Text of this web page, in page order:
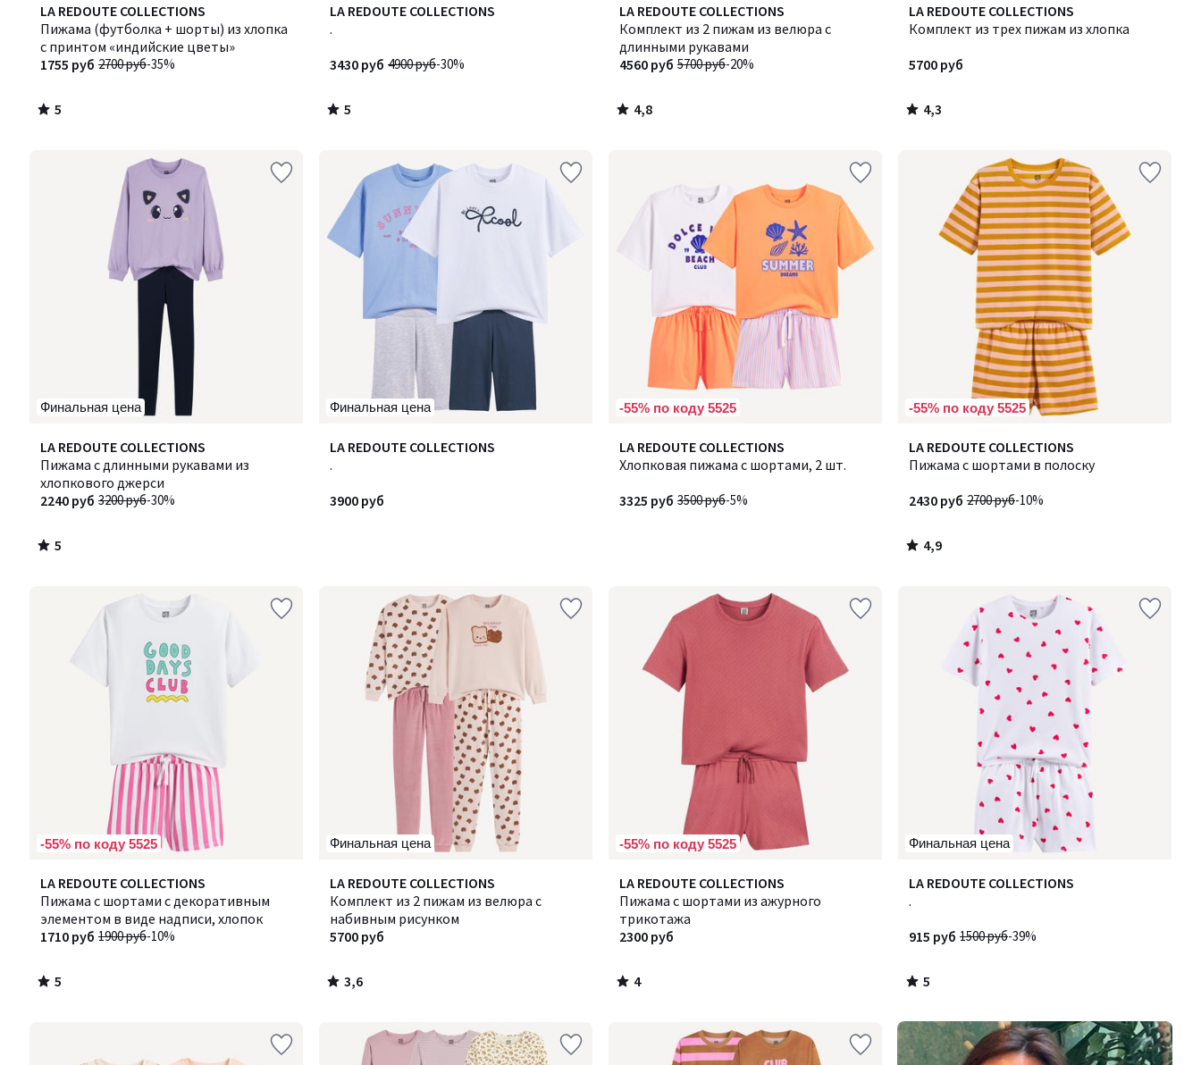
LA REDOUTE COLLECTIONS
Пижама (футболка + шорты) из хлопка
с принтом «индийские цветы»
2700 руб-35%
1755 руб
5
/
5
5
/
LA REDOUTE COLLECTIONS
.
4900 руб-30%
3430 руб
5
5
/
LA REDOUTE COLLECTIONS
Комплект из 2 пижам из велюра с
длинными рукавами
5700 руб-20%
4560 руб
4,8
/ 5
4,8
/
LA REDOUTE COLLECTIONS
Комплект из трех пижам из хлопка
5700 руб
4,3
/ 5
4,3
/
Финальная цена
LA REDOUTE COLLECTIONS
Пижама с длинными рукавами из
хлопкового джерси
3200 руб-30%
2240 руб
5
/
5
5
/
Финальная цена
LA REDOUTE COLLECTIONS
.
3900 руб
-55% по коду 5525
LA REDOUTE COLLECTIONS
Хлопковая пижама с шортами, 2 шт.
3500 руб-5%
3325 руб
-55% по коду 5525
LA REDOUTE COLLECTIONS
Пижама с шортами в полоску
2700 руб-10%
2430 руб
4,9
/ 5
4,9
/
-55% по коду 5525
LA REDOUTE COLLECTIONS
Пижама с шортами с декоративным
элементом в виде надписи, хлопок
1900 руб-10%
1710 руб
5
/
5
5
/
Финальная цена
LA REDOUTE COLLECTIONS
Комплект из 2 пижам из велюра с
набивным рисунком
5700 руб
3,6
/ 5
3,6
/
-55% по коду 5525
LA REDOUTE COLLECTIONS
Пижама с шортами из ажурного
трикотажа
2300 руб
4
/
5
4
/
Финальная цена
LA REDOUTE COLLECTIONS
.
1500 руб-39%
915 руб
5
5
/
-